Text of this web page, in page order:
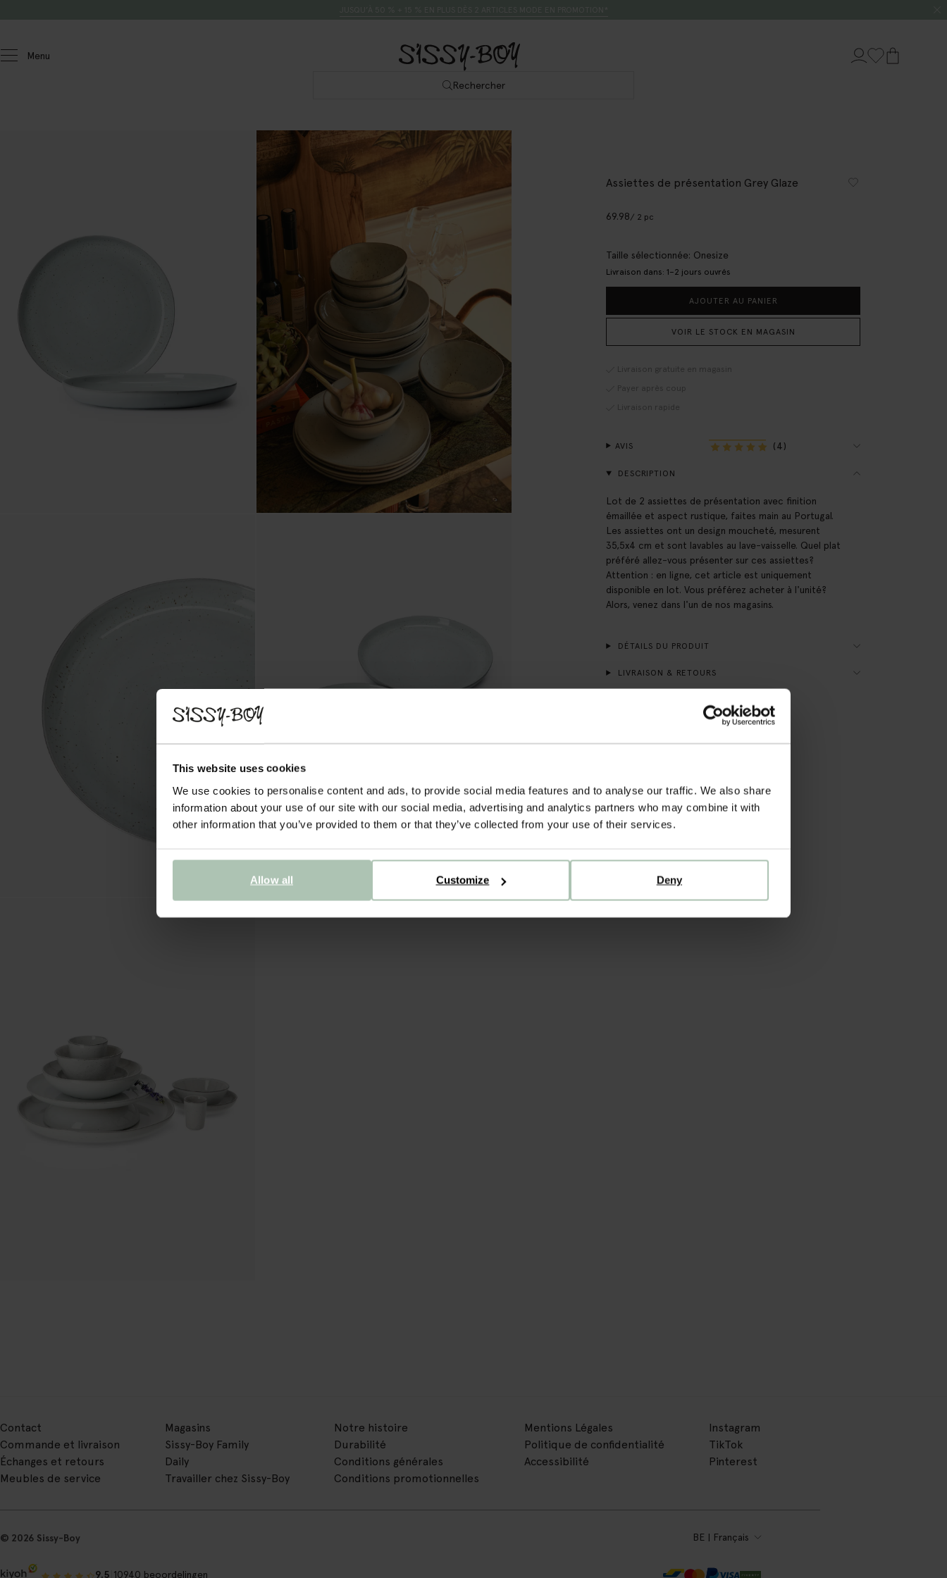
This website uses cookies
We use cookies to personalise content and ads, to provide social media features and to analyse our traffic. We also share
information about your use of our site with our social media, advertising and analytics partners who may combine it with
other information that you’ve provided to them or that they’ve collected from your use of their services.
Deny
Customize
Allow all
Menu
Rechercher
Assiettes de présentation Grey Glaze
69.98/ 2 pc
Taille sélectionnée: Onesize
Livraison dans: 1–2 jours ouvrés
AJOUTER AU PANIER
VOIR LE STOCK EN MAGASIN
Livraison gratuite en magasin
Payer après coup
Livraison rapide
AVIS (4)
DESCRIPTION
Lot de 2 assiettes de présentation avec finition
émaillée et aspect rustique, faites main au Portugal.
Les assiettes ont un design moucheté, mesurent
35,5x4 cm et sont lavables au lave-vaisselle. Quel plat
préféré allez-vous présenter sur ces assiettes?
Attention : en ligne, cet article est uniquement
disponible en lot. Vous préférez acheter à l'unité?
Alors, venez dans l'un de nos magasins.
DÉTAILS DU PRODUIT
LIVRAISON & RETOURS
Contact
Commande et livraison
Échanges et retours
Meubles de service
Magasins
Sissy-Boy Family
Daily
Travailler chez Sissy-Boy
Notre histoire
Durabilité
Conditions générales
Conditions promotionnelles
Mentions Légales
Politique de confidentialité
Accessibilité
Instagram
TikTok
Pinterest
BE | Français
© 2026 Sissy-Boy
9.5 10940 beoordelingen